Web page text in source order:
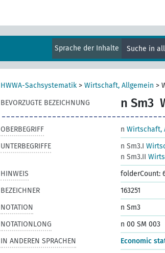
Sprache der Inhalte Suche in
HWWA-Sachsystematik > Wirtschaft, Allgemein >
BEVORZUGTE BEZEICHNUNG
n Sm3
OBERBEGRIFF n Wirtschaft,
UNTERBEGRIFFE
n Sm3.I
n Sm3.II
HINWEIS
folderCount:
BEZEICHNER
163251
NOTATION
n Sm3
NOTATIONLONG
n 00 SM 003
IN ANDEREN SPRACHEN
Economic